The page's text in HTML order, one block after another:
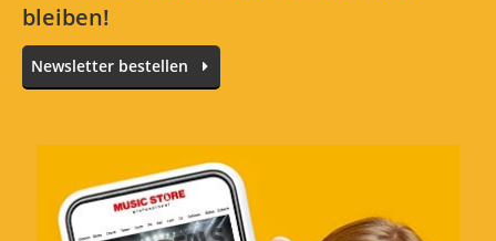
Bewertung von:Am liebsten das E
18.4.21
bleiben!
Newsletter bestellen